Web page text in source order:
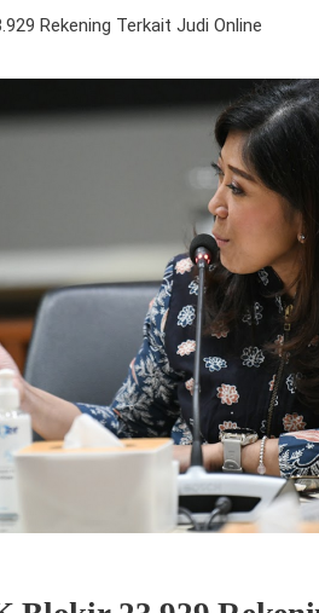
Rekening Terkait Judi Online